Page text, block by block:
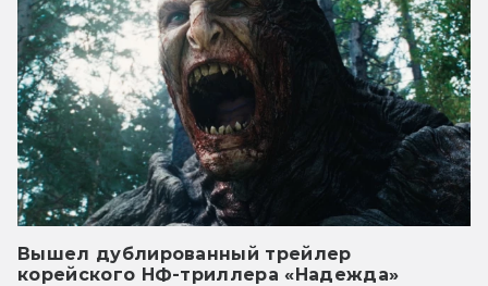
Вышел дублированный трейлер
корейского НФ-триллера «Надежда»